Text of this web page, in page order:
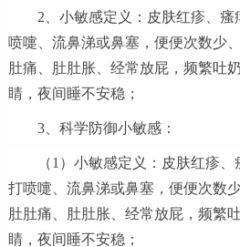
2、小敏感定义：皮肤红疹、
喷嚏、流鼻涕或鼻塞，便便次数少
肚痛、肚肚胀、经常放屁，频繁吐
睛，夜间睡不安稳；
3、科学防御小敏感：
（1）小敏感定义：皮肤红疹
打喷嚏、流鼻涕或鼻塞，便便次数
肚肚痛、肚肚胀、经常放屁，频繁
睛，夜间睡不安稳；